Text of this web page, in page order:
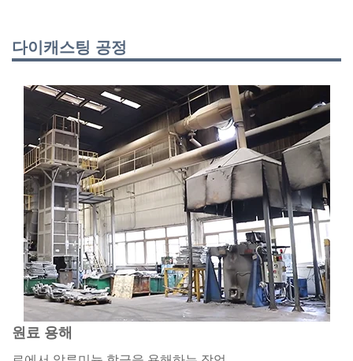
다이캐스팅 공정
원료 용해